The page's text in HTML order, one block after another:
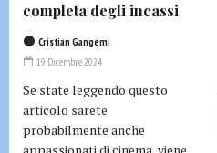
completa degli incassi
Cristian Gangemi
19 Dicembre 2024
Se state leggendo questo
articolo sarete
probabilmente anche